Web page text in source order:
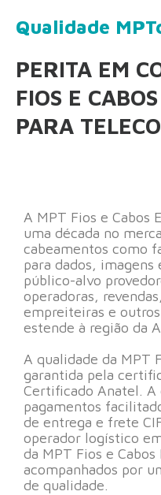
Qualidade
PERITA EM
FIOS E CABOS
PARA
A MPT Fios e Cabos
uma década no
cabeamentos como
para dados,
público-alvo
operadoras,
empreiteiras e
estende à região da
A qualidade da MPT
garantida pela
Certificado Anatel. A
pagamentos
de entrega e frete
operador logístico
da MPT Fios e Cabos
acompanhados por
de qualidade.